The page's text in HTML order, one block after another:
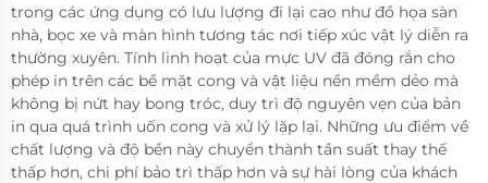
trong các ứng dụng có lưu lượng đi lại cao như đồ họa sàn
nhà, bọc xe và màn hình tương tác nơi tiếp xúc vật lý diễn ra
thường xuyên. Tính linh hoạt của mực UV đã đóng rắn cho
phép in trên các bề mặt cong và vật liệu nền mềm dẻo mà
không bị nứt hay bong tróc, duy trì độ nguyên vẹn của bản
in qua quá trình uốn cong và xử lý lặp lại. Những ưu điểm về
chất lượng và độ bền này chuyển thành tần suất thay thế
thấp hơn, chi phí bảo trì thấp hơn và sự hài lòng của khách